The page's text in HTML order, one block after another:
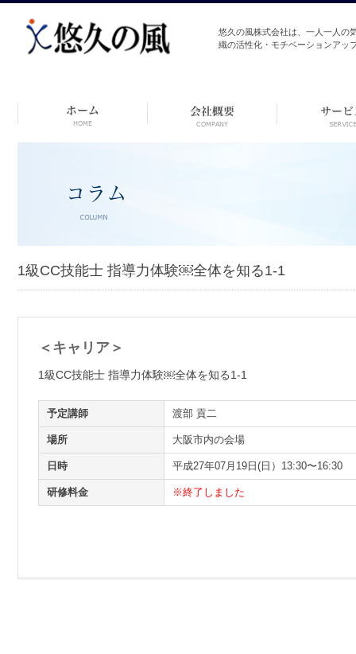
悠久の風株式会社は、一人一人の
織の活性化・モチベーションアッ
テ
ン
1級CC技能士 指導力体験￼全体を知る1-1
＜キャリア＞
1級CC技能士 指導力体験￼全体を知る1-1
予定講師 渡部 貢二
場所 大阪市内の会場
日時 平成27年07月19日(日）13:30〜16:30
研修料金 ※終了しました